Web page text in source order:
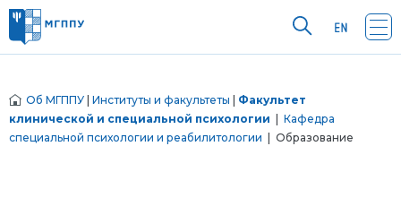
Об МГППУ Институты и факультеты
Факультет
клинической и специальной психологии
Кафедра
специальной психологии и реабилитологии | Образование